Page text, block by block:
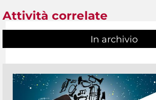
Attività correlate
In archivio